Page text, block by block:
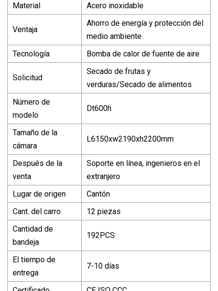
Material Acero inoxidable
Ventaja
Ahorro de energía y protección del
medio ambiente
Tecnología
Bomba de calor de fuente de aire
Solicitud
Secado de frutas y
verduras/Secado de alimentos
Número de
modelo
Dt600h
Tamaño de la
cámara
L6150xw2190xh2200mm
Después de la
venta
Soporte en línea, ingenieros en el
extranjero
Lugar de origen
Cantón
Cant. del carro
12 piezas
Cantidad de
bandeja
192PCS
El tiempo de
entrega
7-10 días